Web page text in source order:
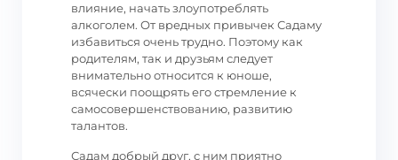
влияние, начать злоупотреблять
алкоголем. От вредных привычек Садаму
избавиться очень трудно. Поэтому как
родителям, так и друзьям следует
внимательно относится к юноше,
всячески поощрять его стремление к
самосовершенствованию, развитию
талантов.
Садам добрый друг, с ним приятно